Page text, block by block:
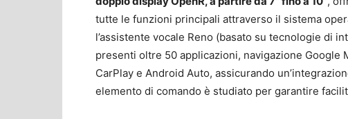
tutte le funzioni principali attraverso il sistema
l’assistente vocale Reno (basato su tecnologie di
presenti oltre 50 applicazioni, navigazione Google
CarPlay e Android Auto, assicurando
elemento di comando è studiato per garantire